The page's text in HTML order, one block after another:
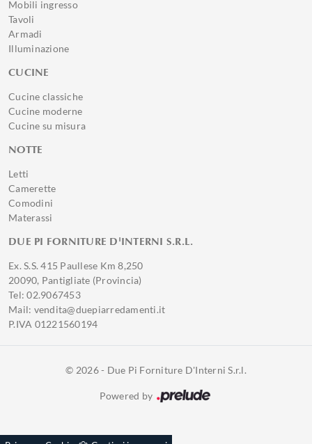
Mobili ingresso
Tavoli
Armadi
Illuminazione
CUCINE
Cucine classiche
Cucine moderne
Cucine su misura
NOTTE
Letti
Camerette
Comodini
Materassi
DUE PI FORNITURE D'INTERNI S.R.L.
Ex. S.S. 415 Paullese Km 8,250
20090, Pantigliate (Provincia)
Tel: 02.9067453
Mail: vendita@duepiarredamenti.it
P.IVA 01221560194
© 2026 - Due Pi Forniture D'Interni S.r.l.
Powered by